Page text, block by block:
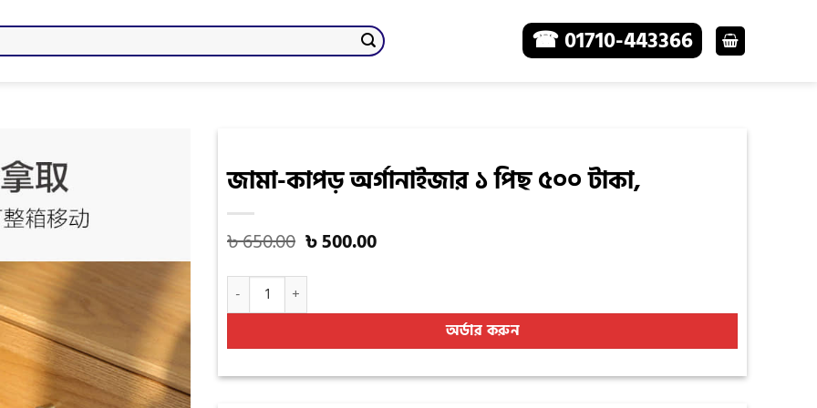
☎ 01710-443366
জামা-কাপড় অর্গানাইজার ১ পিছ ৫০০ টাকা,
৳650.00 ৳500.00
জামা-কাপড় অর্গানাইজার ১ পিছ ৫০০ টাকা, quantity
অর্ডার করুন